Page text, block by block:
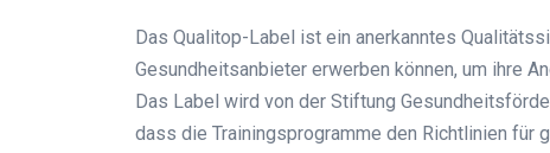
Das Qualitop-Label ist ein anerkanntes
Gesundheitsanbieter erwerben können, um ihre
Das Label wird von der Stiftung
dass die Trainingsprogramme den Richtlinien für